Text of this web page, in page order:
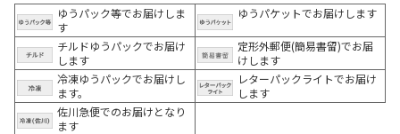
ゆうパック等でお届けしま
す
ゆうパケットでお届けします
チルドゆうパックでお届け
します
定形外郵便(簡易書留)でお届
けします
冷凍ゆうパックでお届けし
ます。
レターパックライトでお届け
します
佐川急便でのお届けとなり
ます